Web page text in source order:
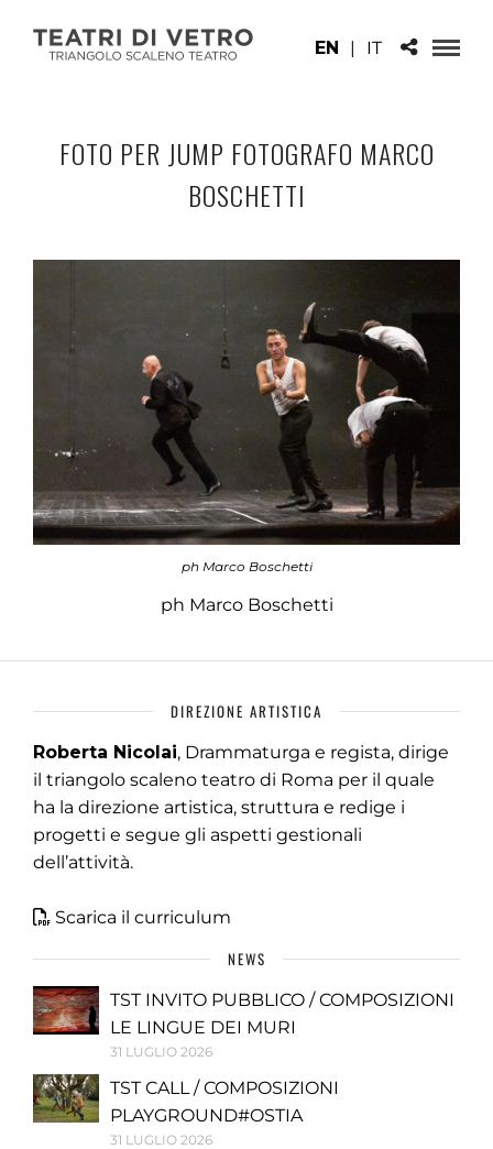
EN | IT
FOTO PER JUMP FOTOGRAFO MARCO
BOSCHETTI
ph Marco Boschetti
ph Marco Boschetti
DIREZIONE ARTISTICA
Roberta Nicolai, Drammaturga e regista, dirige
il triangolo scaleno teatro di Roma per il quale
ha la direzione artistica, struttura e redige i
progetti e segue gli aspetti gestionali
dell’attività.
Scarica il curriculum
NEWS
TST INVITO PUBBLICO / COMPOSIZIONI
LE LINGUE DEI MURI
31 LUGLIO 2026
TST CALL / COMPOSIZIONI
PLAYGROUND#OSTIA
31 LUGLIO 2026